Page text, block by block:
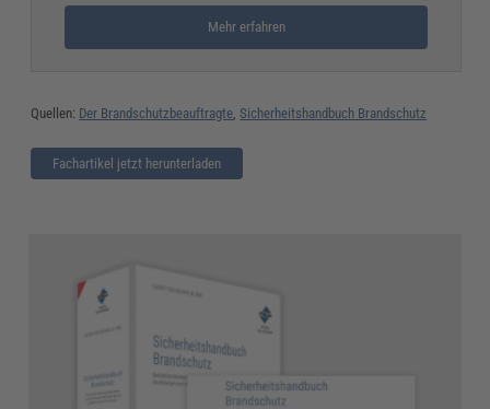
Mehr erfahren
Quellen: Der Brandschutzbeauftragte ,Sicherheitshandbuch Brandschutz
Fachartikel jetzt herunterladen